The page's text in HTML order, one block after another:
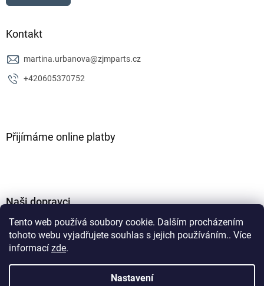
Tento web používá soubory cookie. Dalším procházením
tohoto webu vyjadřujete souhlas s jejich používáním.. Více
informací zde.
Nastavení
Kontakt
martina.urbanova@zjmparts.cz
+420605370752
Přijímáme online platby
Naši dopravci
Vytvořil Shoptet